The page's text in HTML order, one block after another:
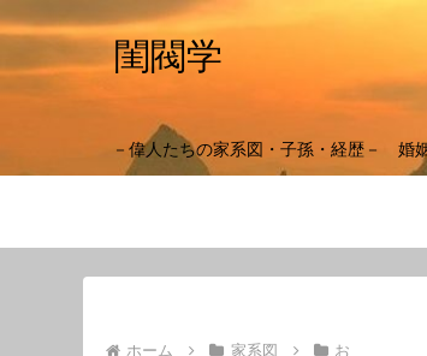
閨閥学
－偉人たちの家系図・子孫・経歴－ 婚
ホーム 家系図 お